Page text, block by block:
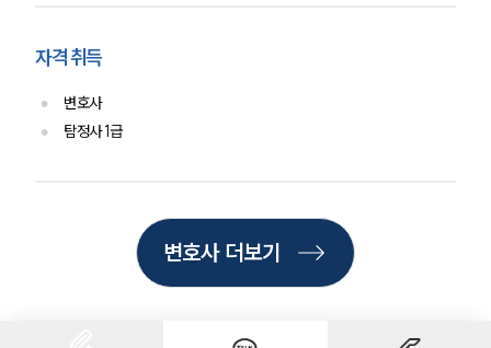
자격 취득
변호사
탐정사 1급
변호사 더보기